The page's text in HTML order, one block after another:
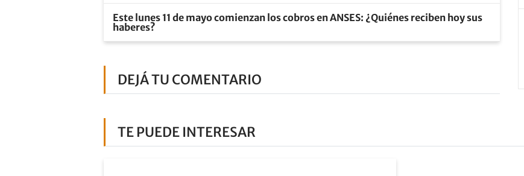
Este lunes 11 de mayo comienzan los cobros en ANSES: ¿Quiénes reciben hoy sus
haberes?
DEJÁ TU COMENTARIO
TE PUEDE INTERESAR